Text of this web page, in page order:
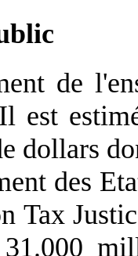
de
est
dollars
des
Tax